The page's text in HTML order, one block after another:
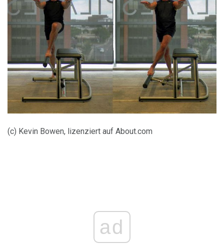
(c) Kevin Bowen, lizenziert auf About.com
ad